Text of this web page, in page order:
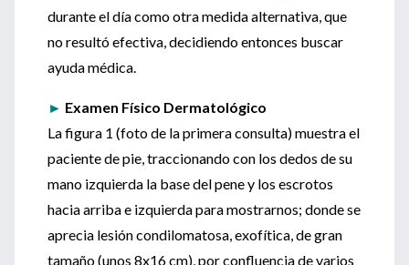
durante el día como otra medida alternativa, que
no resultó efectiva, decidiendo entonces buscar
ayuda médica.
► Examen Físico Dermatológico
La figura 1 (foto de la primera consulta) muestra el
paciente de pie, traccionando con los dedos de su
mano izquierda la base del pene y los escrotos
hacia arriba e izquierda para mostrarnos; donde se
aprecia lesión condilomatosa, exofítica, de gran
tamaño (unos 8x16 cm), por confluencia de varios